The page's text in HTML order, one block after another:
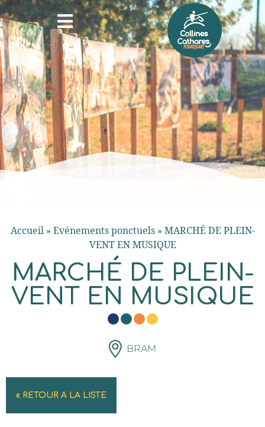
Accueil» Evénements ponctuels» MARCHÉ DE PLEIN-
VENT EN MUSIQUE
MARCHÉ DE PLEIN-
VENT EN MUSIQUE
BRAM
« RETOUR A LA LISTE